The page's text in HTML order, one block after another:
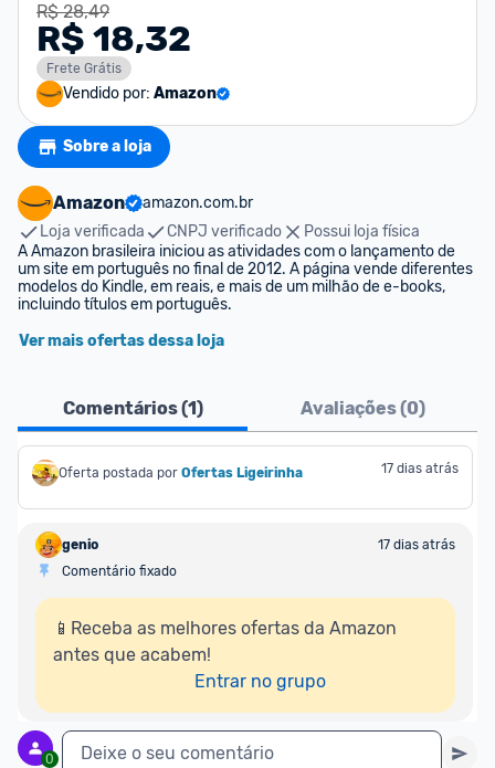
R$ 28,49
R$ 18,32
Frete Grátis
Vendido por: Amazon
Sobre a loja
Amazon
amazon.com.br
Loja verificada
CNPJ verificado
Possui loja física
A Amazon brasileira iniciou as atividades com o lançamento de
um site em português no final de 2012. A página vende diferentes
modelos do Kindle, em reais, e mais de um milhão de e-books,
incluindo títulos em português.
Ver mais ofertas dessa loja
Comentários (1) Avaliações (0)
Oferta postada por Ofertas Ligeirinha 17 dias atrás
genio
17 dias atrás
Comentário fixado
📱Receba as melhores ofertas da Amazon
antes que acabem!
Entrar no grupo
0 Deixe o seu comentário